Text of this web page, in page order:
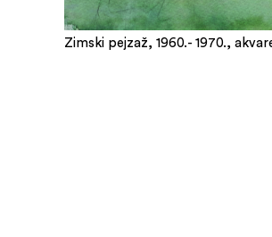
Zimski pejzaž, 1960.- 1970.,